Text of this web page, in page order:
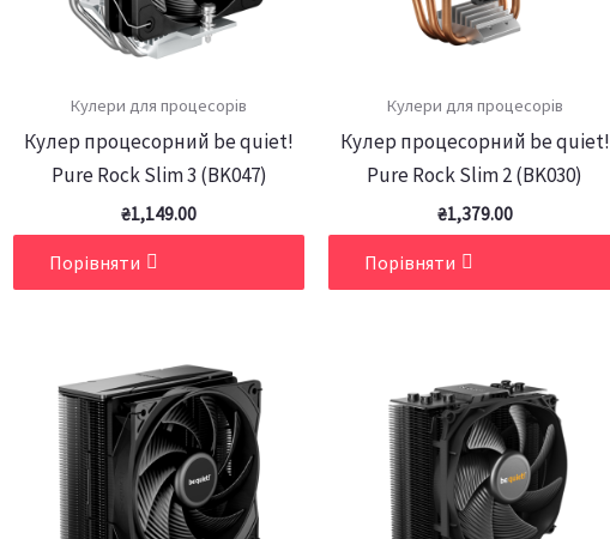
Кулери для процесорів
Кулер процесорний be quiet!
Pure Rock Slim 3 (BK047)
₴1,149.00
Порівняти
Кулери для процесорів
Кулер процесорний be quiet!
Pure Rock Slim 2 (BK030)
₴1,379.00
Порівняти